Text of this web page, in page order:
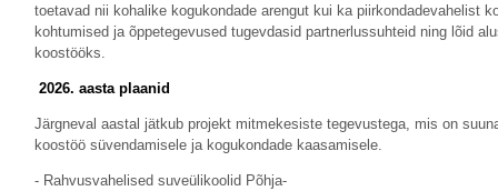
toetavad nii kohalike kogukondade arengut kui ka piirkondadevahelist
kohtumised ja õppetegevused tugevdasid partnerlussuhteid ning lõid
koostööks.
2026. aasta plaanid
Järgneval aastal jätkub projekt mitmekesiste tegevustega, mis on
koostöö süvendamisele ja kogukondade kaasamisele.
- Rahvusvahelised suveülikoolid Põhja-